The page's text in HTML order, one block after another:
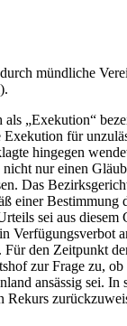
mündliche
„Exekution“
für
hingegen
nur einen
Das
einer Bestimmung
sei aus diesem
Verfügungsverbot
den Zeitpunkt
zur Frage zu,
ansässig sei. In
Rekurs